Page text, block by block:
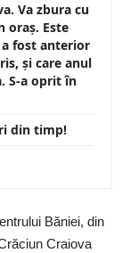
Va zbura cu
oraș. Este
fost anterior
și care anul
S-a oprit în
din timp!
Băniei, din
Craiova